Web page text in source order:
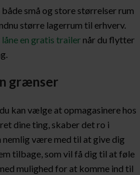
små og store størrelser rum
større lagerrum til erhverv.
låne en gratis trailer når du flytter
grænser
kan vælge at opmagasinere hos
dine ting, skaber det ro i
nemlig være med til at give dig
tilbage, som vil få dig til at føle
mulighed for at komme ind til